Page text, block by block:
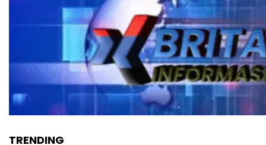
TRENDING